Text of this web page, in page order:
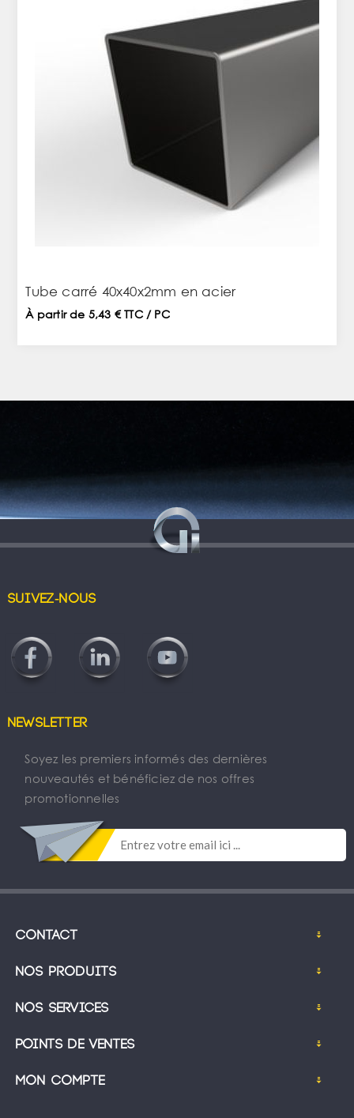
Tube carré 40x40x2mm en acier
À partir de 5,43 € TTC / PC
Suivez-nous
Newsletter
Soyez les premiers informés des dernières
nouveautés et bénéficiez de nos offres
promotionnelles
Contact
Nos produits
Nos services
Points de ventes
Mon compte